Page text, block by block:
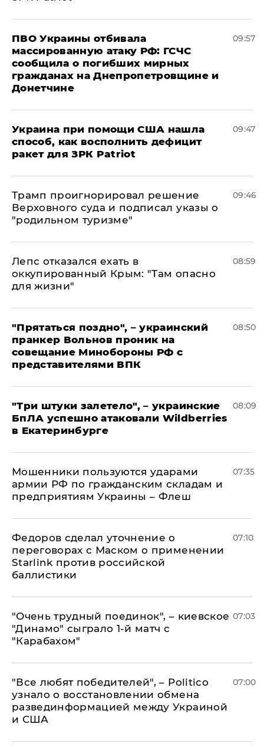
ПВО Украины отбивала
массированную атаку РФ: ГСЧС
сообщила о погибших мирных
гражданах на Днепропетровщине и
Донетчине
09:57
Украина при помощи США нашла
способ, как восполнить дефицит
ракет для ЗРК Patriot
09:47
Трамп проигнорировал решение
Верховного суда и подписал указы о
"родильном туризме"
09:46
Лепс отказался ехать в
оккупированный Крым: "Там опасно
для жизни"
08:59
"Прятаться поздно", – украинский
пранкер Вольнов проник на
совещание Минобороны РФ с
представителями ВПК
08:50
"Три штуки залетело", – украинские
БпЛА успешно атаковали Wildberries
в Екатеринбурге
08:09
Мошенники пользуются ударами
армии РФ по гражданским складам и
предприятиям Украины – Флеш
07:35
Федоров сделал уточнение о
переговорах с Маском о применении
Starlink против российской
баллистики
07:10
"Очень трудный поединок", – киевское
"Динамо" сыграло 1-й матч с
"Карабахом"
07:03
​"Все любят победителей", – Politico
узнало о восстановлении обмена
развединформацией между Украиной
и США
07:00